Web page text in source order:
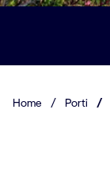
Home / Porti /